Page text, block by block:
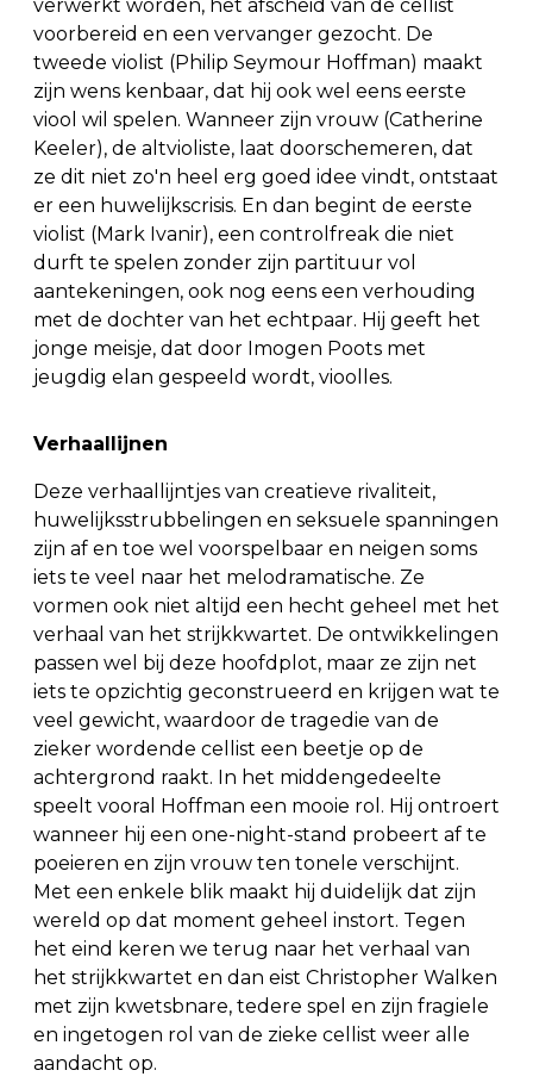
verwerkt worden, het afscheid van de cellist
voorbereid en een vervanger gezocht. De
tweede violist (Philip Seymour Hoffman) maakt
zijn wens kenbaar, dat hij ook wel eens eerste
viool wil spelen. Wanneer zijn vrouw (Catherine
Keeler), de altvioliste, laat doorschemeren, dat
ze dit niet zo'n heel erg goed idee vindt, ontstaat
er een huwelijkscrisis. En dan begint de eerste
violist (Mark Ivanir), een controlfreak die niet
durft te spelen zonder zijn partituur vol
aantekeningen, ook nog eens een verhouding
met de dochter van het echtpaar. Hij geeft het
jonge meisje, dat door Imogen Poots met
jeugdig elan gespeeld wordt, vioolles.
Verhaallijnen
Deze verhaallijntjes van creatieve rivaliteit,
huwelijksstrubbelingen en seksuele spanningen
zijn af en toe wel voorspelbaar en neigen soms
iets te veel naar het melodramatische. Ze
vormen ook niet altijd een hecht geheel met het
verhaal van het strijkkwartet. De ontwikkelingen
passen wel bij deze hoofdplot, maar ze zijn net
iets te opzichtig geconstrueerd en krijgen wat te
veel gewicht, waardoor de tragedie van de
zieker wordende cellist een beetje op de
achtergrond raakt. In het middengedeelte
speelt vooral Hoffman een mooie rol. Hij ontroert
wanneer hij een one-night-stand probeert af te
poeieren en zijn vrouw ten tonele verschijnt.
Met een enkele blik maakt hij duidelijk dat zijn
wereld op dat moment geheel instort. Tegen
het eind keren we terug naar het verhaal van
het strijkkwartet en dan eist Christopher Walken
met zijn kwetsbnare, tedere spel en zijn fragiele
en ingetogen rol van de zieke cellist weer alle
aandacht op.